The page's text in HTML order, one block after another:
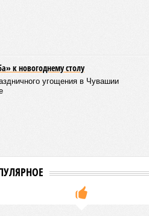
к новогоднему столу
угощения в Чувашии